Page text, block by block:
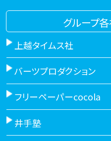
グループ
上越タイムス社
バーツプロダクション
フリーペーパーcocola
井手塾